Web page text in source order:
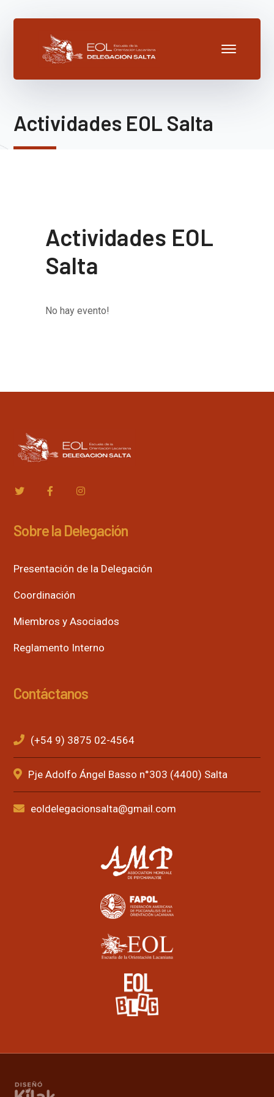
Actividades EOL Salta
Actividades EOL
Salta
No hay evento!
Sobre la Delegación
Presentación de la Delegación
Coordinación
Miembros y Asociados
Reglamento Interno
Contáctanos
(+54 9) 3875 02-4564
Pje Adolfo Ángel Basso n°303 (4400) Salta
eoldelegacionsalta@gmail.com